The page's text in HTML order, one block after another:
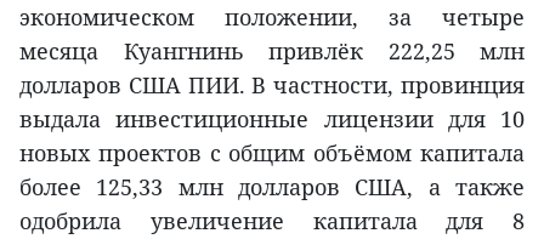
экономическом положении, за четыре
месяца Куангнинь привлёк 222,25 млн
долларов США ПИИ. В частности, провинция
выдала инвестиционные лицензии для 10
новых проектов с общим объёмом капитала
более 125,33 млн долларов США, а также
одобрила увеличение капитала для 8